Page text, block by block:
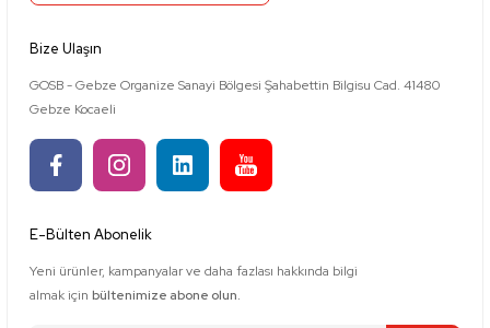
Bize Ulaşın
GOSB - Gebze Organize Sanayi Bölgesi Şahabettin Bilgisu Cad. 41480
Gebze Kocaeli
E-Bülten Abonelik
Yeni ürünler, kampanyalar ve daha fazlası hakkında bilgi
almak için bültenimize abone olun.